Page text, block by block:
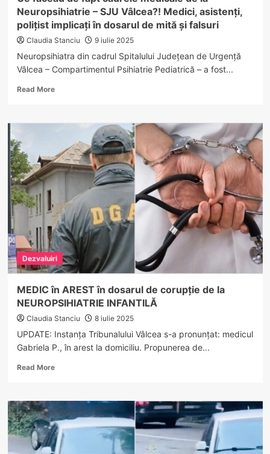
medical
Neuropsihiatrie – SJU Vâlcea?! Medici, asistenți,
polițist implicați în dosarul de mită și falsuri
Claudia Stanciu 9 iulie 2025
Neuropsihiatra din cadrul Spitalului Județean de Urgență
Vâlcea – Compartimentul Psihiatrie Pediatrică – a fost...
Read MoreRead
Ce
fapt
cadrele
medicale
Neuropsihiatrie
–
SJU
Vâlcea?!
Medici,
asistenți,
implicați
în
dosarul
mită
și
Dezvaluiri
MEDIC în AREST în dosarul de corupție de la
NEUROPSIHIATRIE INFANTILĂ
Claudia Stanciu 8 iulie 2025
UPDATE: Instanța Tribunalului Vâlcea s-a pronunțat: medicul
Gabriela P., în arest la domiciliu. Propunerea de...
Read MoreRead
MEDIC
AREST
în
dosarul